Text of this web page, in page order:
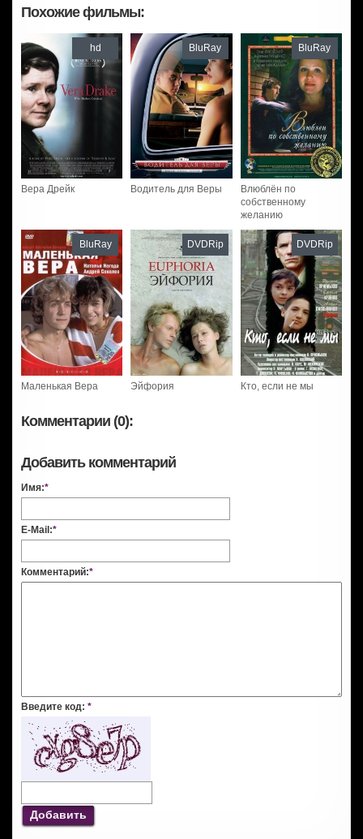
Похожие фильмы:
Вера Дрейк
hd
Водитель для Веры
BluRay
Влюблён по
собственному
желанию
BluRay
Маленькая Вера
BluRay
Эйфория
DVDRip
Кто, если не мы
DVDRip
Комментарии (0):
Добавить комментарий
Имя:*
E-Mail:*
Комментарий:*
Введите код: *
Добавить